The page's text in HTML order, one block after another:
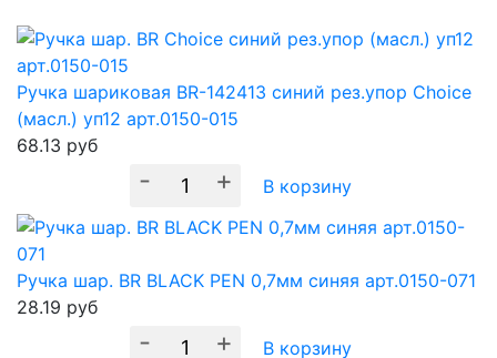
Ручка шариковая BR-142413 синий рез.упор Choice
(масл.) уп12 арт.0150-015
68.13 руб
- + В корзину
Ручка шар. BR BLACK PEN 0,7мм синяя арт.0150-071
28.19 руб
- + В корзину